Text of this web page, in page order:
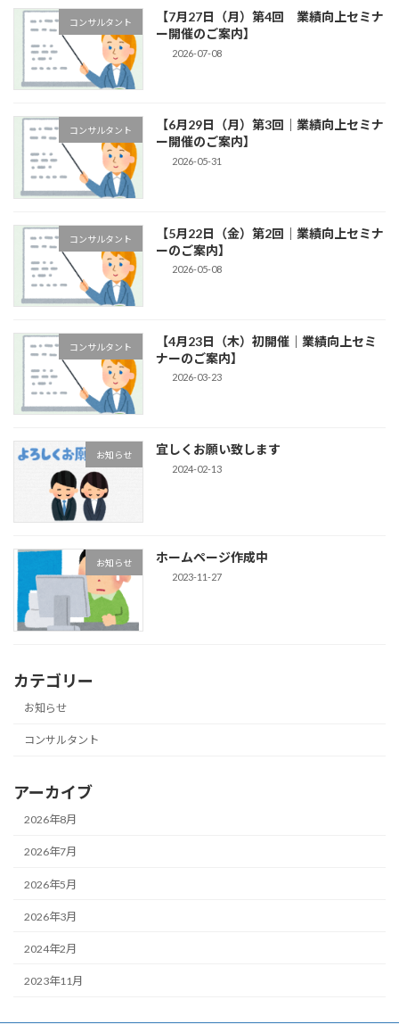
コンサルタント
【7月27日（月）第4回 業績向上セミナ
ー開催のご案内】
2026-07-08
コンサルタント
【6月29日（月）第3回｜業績向上セミナ
ー開催のご案内】
2026-05-31
コンサルタント
【5月22日（金）第2回｜業績向上セミナ
ーのご案内】
2026-05-08
コンサルタント
【4月23日（木）初開催｜業績向上セミ
ナーのご案内】
2026-03-23
お知らせ 宜しくお願い致します
2024-02-13
お知らせ ホームページ作成中
2023-11-27
カテゴリー
お知らせ
コンサルタント
アーカイブ
2026年8月
2026年7月
2026年5月
2026年3月
2024年2月
2023年11月